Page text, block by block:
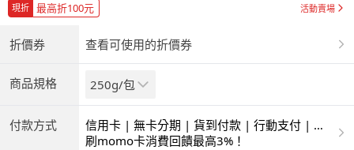
現折 最高折100元 活動賣場
折價券 查看可使用的折價券
商品規格 250g/包
付款方式
信用卡 | 無卡分期 | 貨到付款 | 行動支付 | 超
商付款 | ATM | 銀聯卡
刷momo卡消費回饋最高3%！